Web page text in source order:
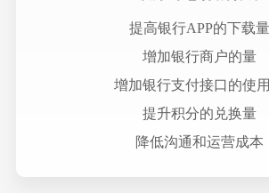
提高银行APP的下载量
增加银行商户的量
增加银行支付接口的使
提升积分的兑换量
降低沟通和运营成本